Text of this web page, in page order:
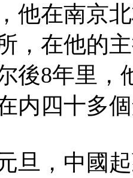
他在南京
，在他的
後8年里，
内四十多
旦，中國